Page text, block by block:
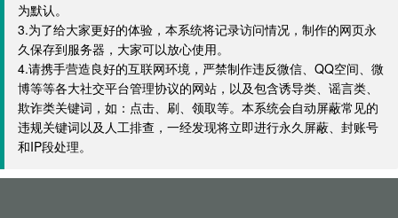
为默认。
3.为了给大家更好的体验，本系统将记录访问情况，制作的网页永
久保存到服务器，大家可以放心使用。
4.请携手营造良好的互联网环境，严禁制作违反微信、QQ空间、微
博等等各大社交平台管理协议的网站，以及包含诱导类、谣言类、
欺诈类关键词，如：点击、刷、领取等。本系统会自动屏蔽常见的
违规关键词以及人工排查，一经发现将立即进行永久屏蔽、封账号
和IP段处理。